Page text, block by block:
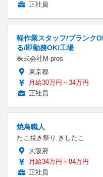
正社員
軽作業スタッフ/ブランク
る/即勤務OK/工場
株式会社M-pros
東京都
月給30万円～34万円
正社員
焼鳥職人
たこ焼き祭り きしたこ
大阪府
月給34万円～84万円
正社員